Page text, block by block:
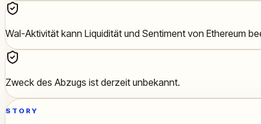
Wal-Aktivität kann Liquidität und Sentiment von Ethereum
Zweck des Abzugs ist derzeit unbekannt.
STORY